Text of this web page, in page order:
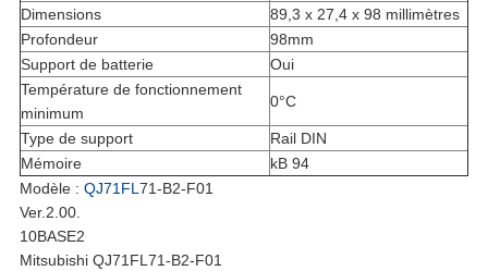
Dimensions
89,3 x 27,4 x 98 millimètres
Profondeur
98mm
Support de batterie
Oui
Température de fonctionnement
minimum
0°C
Type de support
Rail DIN
Mémoire
kB 94
Modèle : QJ71FL71-B2-F01
Ver.2.00.
10BASE2
Mitsubishi QJ71FL71-B2-F01